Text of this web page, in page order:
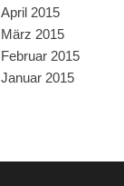
April 2015
März 2015
Februar 2015
Januar 2015